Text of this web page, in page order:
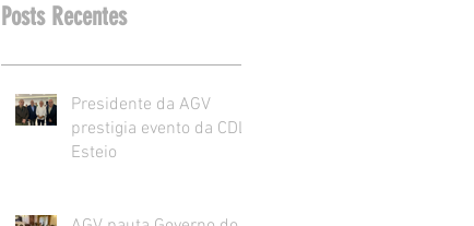
Posts Recentes
Presidente da AGV
prestigia evento da CDL
Esteio